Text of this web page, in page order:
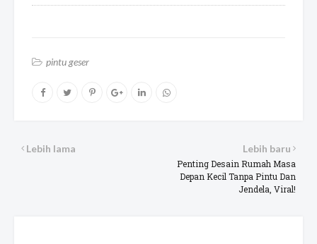
pintu geser
Lebih baru
Penting Desain Rumah Masa
Depan Kecil Tanpa Pintu Dan
Jendela, Viral!
Lebih lama